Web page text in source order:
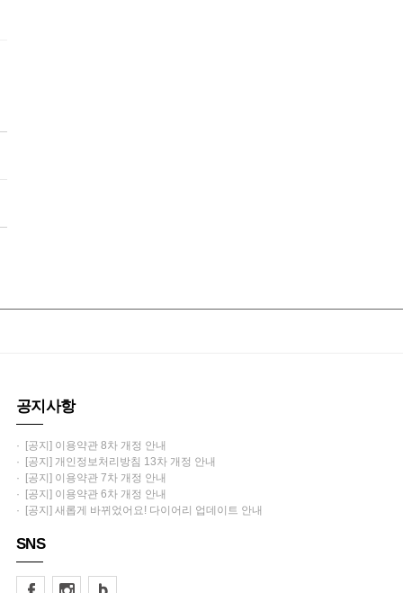
공지사항
· [공지] 이용약관 8차 개정 안내
· [공지] 개인정보처리방침 13차 개정 안내
· [공지] 이용약관 7차 개정 안내
· [공지] 이용약관 6차 개정 안내
· [공지] 새롭게 바뀌었어요! 다이어리 업데이트 안내
SNS